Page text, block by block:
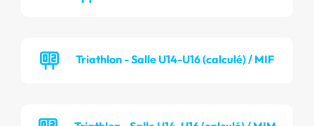
Triathlon - Salle U14-U16 (calculé) / MIF